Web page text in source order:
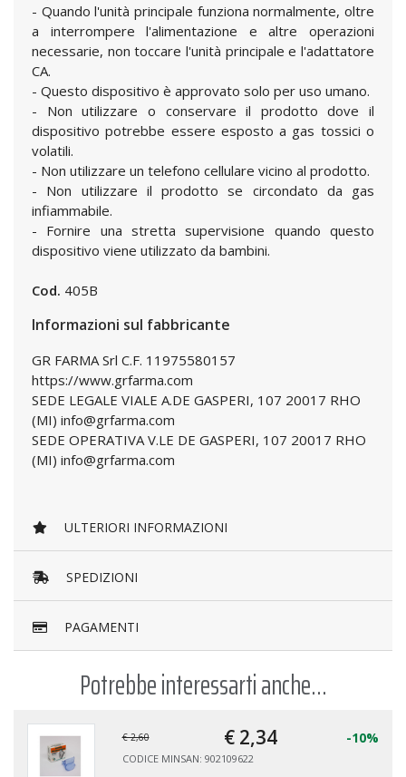
- Quando l'unità principale funziona normalmente, oltre
a interrompere l'alimentazione e altre operazioni
necessarie, non toccare l'unità principale e l'adattatore
CA.
- Questo dispositivo è approvato solo per uso umano.
- Non utilizzare o conservare il prodotto dove il
dispositivo potrebbe essere esposto a gas tossici o
volatili.
- Non utilizzare un telefono cellulare vicino al prodotto.
- Non utilizzare il prodotto se circondato da gas
infiammabile.
- Fornire una stretta supervisione quando questo
dispositivo viene utilizzato da bambini.
Cod. 405B
Informazioni sul fabbricante
GR FARMA Srl C.F. 11975580157
https://www.grfarma.com
SEDE LEGALE VIALE A.DE GASPERI, 107 20017 RHO
(MI) info@grfarma.com
SEDE OPERATIVA V.LE DE GASPERI, 107 20017 RHO
(MI) info@grfarma.com
ULTERIORI INFORMAZIONI
SPEDIZIONI
PAGAMENTI
Potrebbe interessarti anche...
€ 2,70 € 2,43 -10%
CODICE MINSAN: 906521923